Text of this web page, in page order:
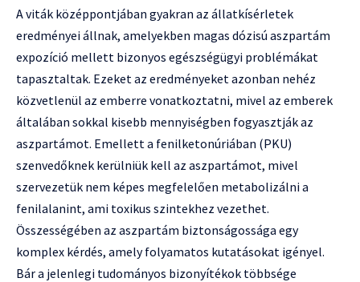
A viták középpontjában gyakran az állatkísérletek
eredményei állnak, amelyekben magas dózisú aszpartám
expozíció mellett bizonyos egészségügyi problémákat
tapasztaltak. Ezeket az eredményeket azonban nehéz
közvetlenül az emberre vonatkoztatni, mivel az emberek
általában sokkal kisebb mennyiségben fogyasztják az
aszpartámot. Emellett a fenilketonúriában (PKU)
szenvedőknek kerülniük kell az aszpartámot, mivel
szervezetük nem képes megfelelően metabolizálni a
fenilalanint, ami toxikus szintekhez vezethet.
Összességében az aszpartám biztonságossága egy
komplex kérdés, amely folyamatos kutatásokat igényel.
Bár a jelenlegi tudományos bizonyítékok többsége